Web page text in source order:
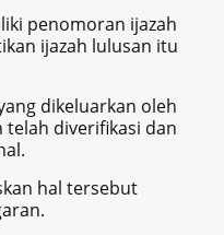
penomoran ijazah
ijazah lulusan itu
dikeluarkan oleh
diverifikasi dan
hal tersebut